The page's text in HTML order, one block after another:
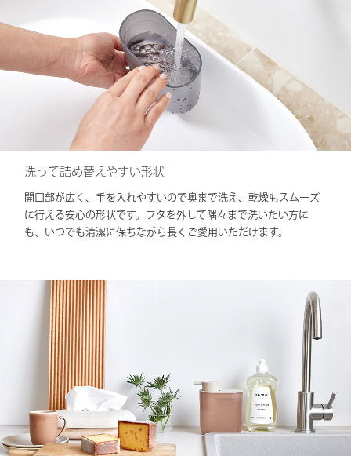
洗って詰め替えやすい形状
開口部が広く、手を入れやすいので奥まで洗え、乾燥もスムーズ
に行える安心の形状です。フタを外して隅々まで洗いたい方に
も、いつでも清潔に保ちながら長くご愛用いただけます。